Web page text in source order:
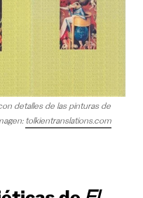
detalles de las pinturas de
tolkientranslations.com